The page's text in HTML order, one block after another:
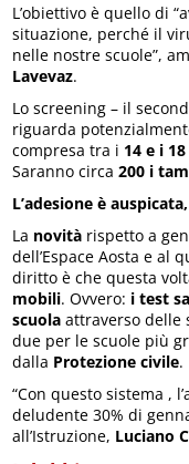
L’obiettivo è quello di
situazione, perché il
nelle nostre scuole”,
Lavevaz.
Lo screening – il
riguarda
compresa tra i 14 e i
Saranno circa200 i
L’adesione è
La novità rispetto a
dell’Espace Aosta e al
diritto è che questa
mobili. Ovvero: i test
scuola attraverso
due per le scuole più
dalla Protezione civile.
“Con questo sistema ,
deludente 30% di
all’Istruzione, Luciano